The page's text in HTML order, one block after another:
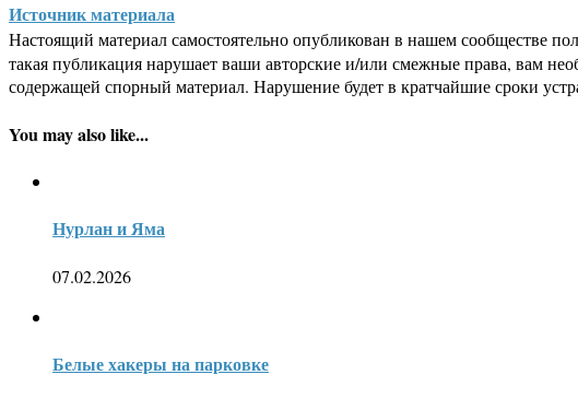
Источник материала
Настоящий материал самостоятельно опубликован в нашем сообществе
такая публикация нарушает ваши авторские и/или смежные права, вам
содержащей спорный материал. Нарушение будет в кратчайшие сроки
You may also like...
Нурлан и Яма
07.02.2026
Белые хакеры на парковке